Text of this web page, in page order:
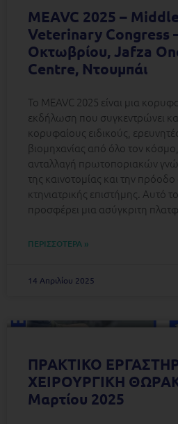
MEAVC 2025 –
Veterinary Congress
Οκτωβρίου, Jafza
Centre, Ντουμπάι
Το MEAVC 2025 είναι μια
εκδήλωση που συγκεντρώνει
κορυφαίους ειδικούς,
βιομηχανίας από όλο τον
ανταλλαγή πρωτοποριακών
της καινοτομίας και την
κτηνιατρικής επιστήμης. Αυτό
προσφέρει μια ασύγκριτη
ΠΕΡΙΣΣΟΤΕΡΑ »
14 Απριλίου 2025
ΠΡΑΚΤΙΚΟ
ΧΕΙΡΟΥΡΓΙΚΗ
Μαρτίου 2025